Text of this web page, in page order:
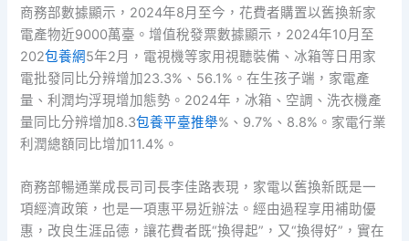
商務部數據顯示，2024年8月至今，花費者購置以舊換新家
電產物近9000萬臺。增值稅發票數據顯示，2024年10月至
202包養網5年2月，電視機等家用視聽裝備、冰箱等日用家
電批發同比分辨增加23.3%、56.1%。在生孩子端，家電產
量、利潤均浮現增加態勢。2024年，冰箱、空調、洗衣機產
量同比分辨增加8.3包養平臺推舉%、9.7%、8.8%。家電行業
利潤總額同比增加11.4%。
商務部暢通業成長司司長李佳路表現，家電以舊換新既是一
項經濟政策，也是一項惠平易近辦法。經由過程享用補助優
惠，改良生涯品德，讓花費者既“換得起”，又“換得好”，實在